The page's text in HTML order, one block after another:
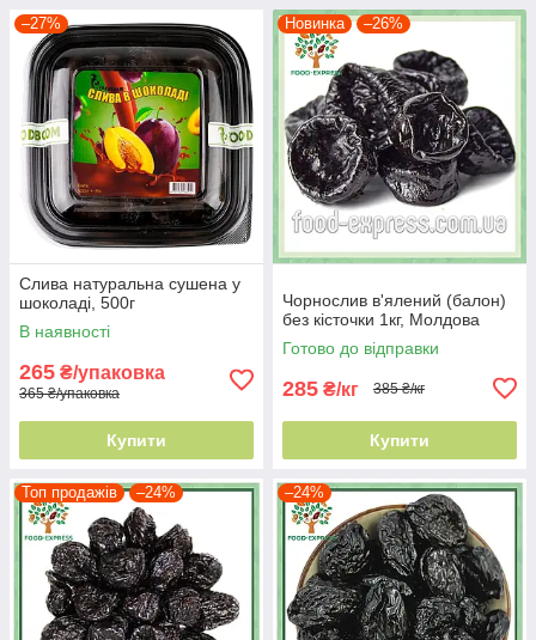
–27%
Слива натуральна сушена у
шоколаді, 500г
В наявності
265 ₴/упаковка
365 ₴/упаковка
Купити
Новинка –26%
Чорнослив в'ялений (балон)
без кісточки 1кг, Молдова
Готово до відправки
285 ₴/кг 385 ₴/кг
Купити
Топ продажів –24% –24%